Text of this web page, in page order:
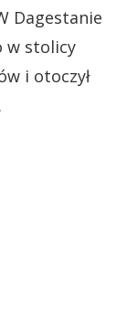
Dagestanie
w stolicy
i otoczył